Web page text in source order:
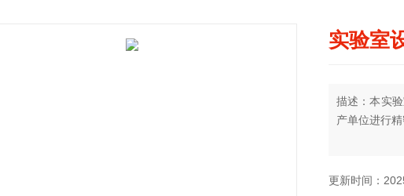
实验室
描述：本实
产单位进行
更新时间：